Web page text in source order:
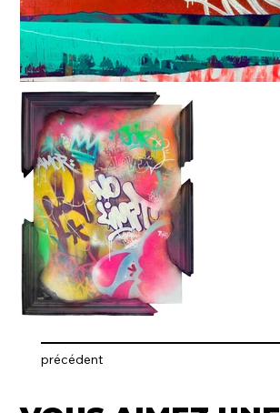
précédent